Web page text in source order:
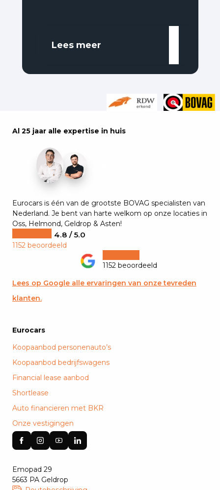
Lees meer
Al 25 jaar alle expertise in huis
Eurocars is één van de grootste BOVAG specialisten van
Nederland. Je bent van harte welkom op onze locaties in
Oss, Helmond, Geldrop & Asten!
4.8 / 5.0
1152 beoordeeld
1152 beoordeeld
Lees op Google alle ervaringen van onze tevreden
klanten.
Eurocars
Koopaanbod personenauto’s
Koopaanbod bedrijfswagens
Financial lease aanbod
Shortlease
Auto financieren met BKR
Onze vestigingen
Emopad 29
5663 PA Geldrop